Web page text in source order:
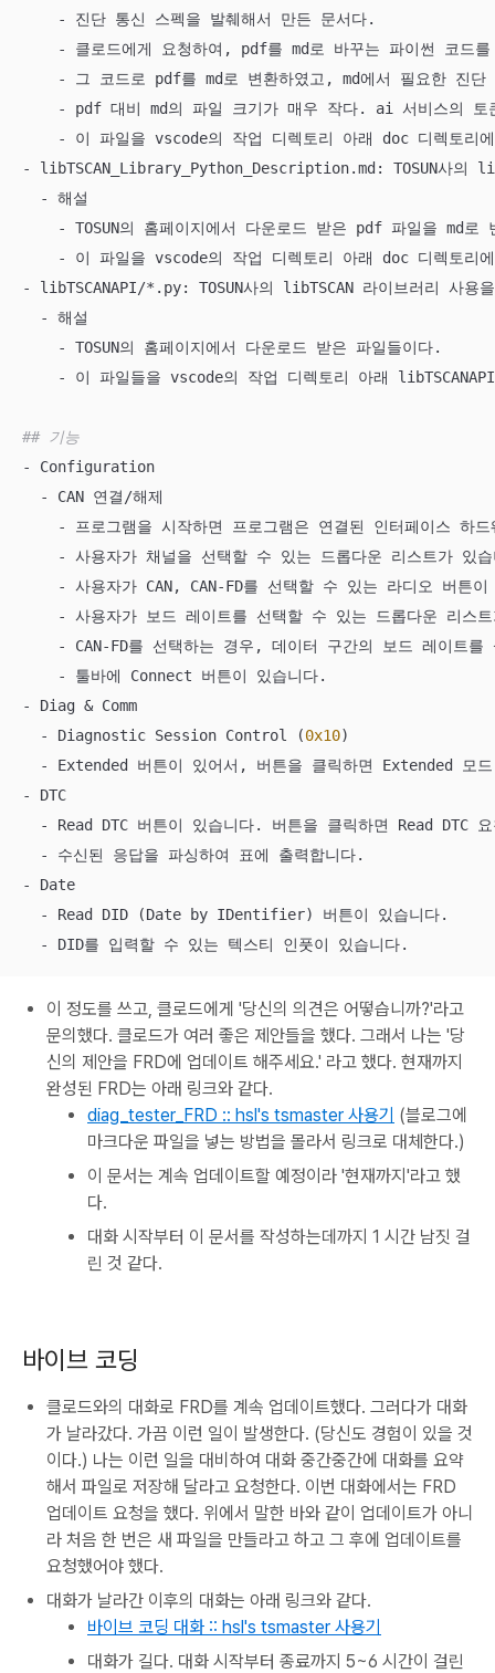
    - 진단 통신 스펙을 발췌해서 만든 문서다.
- 클로드에게 요청하여, pdf를 md로 바꾸는 파이썬 코드
- 그 코드로 pdf를 md로 변환하였고, md에서 필요한 진
- pdf 대비 md의 파일 크기가 매우 작다. ai 서비스의 토
- 이 파일을 vscode의 작업 디렉토리 아래 doc 디렉토리
- libTSCAN_Library_Python_Description.md: TOSUN사의
  - 해설
- TOSUN의 홈페이지에서 다운로드 받은 pdf 파일을 md
- 이 파일을 vscode의 작업 디렉토리 아래 doc 디렉토리
- libTSCANAPI/*.py: TOSUN사의 libTSCAN 라이브러리 사용
  - 해설
    - TOSUN의 홈페이지에서 다운로드 받은 파일들이다.
- 이 파일들을 vscode의 작업 디렉토리 아래
## 기능
- Configuration
  - CAN 연결/해제
- 프로그램을 시작하면 프로그램은 연결된 인터페이스 하
- 사용자가 채널을 선택할 수 있는 드롭다운 리스트가 있
- 사용자가 CAN, CAN-FD를 선택할 수 있는 라디오 버튼
- 사용자가 보드 레이트를 선택할 수 있는 드롭다운 리스
- CAN-FD를 선택하는 경우, 데이터 구간의 보드 레이트를
    - 툴바에 Connect 버튼이 있습니다.
- Diag & Comm
  - Diagnostic Session Control (
0x10)
- Extended 버튼이 있어서, 버튼을 클릭하면 Extended 모드
- DTC
- Read DTC 버튼이 있습니다. 버튼을 클릭하면 Read DTC 요
  - 수신된 응답을 파싱하여 표에 출력합니다.
- Date
  - Read DID (Date by IDentifier) 버튼이 있습니다.
  - DID를 입력할 수 있는 텍스티 인풋이 있습니다.
이 정도를 쓰고, 클로드에게 '당신의 의견은 어떻습니까?'라고
문의했다. 클로드가 여러 좋은 제안들을 했다. 그래서 나는 '당
신의 제안을 FRD에 업데이트 해주세요.' 라고 했다. 현재까지
완성된 FRD는 아래 링크와 같다.
diag_tester_FRD :: hsl's tsmaster 사용기 (블로그에
마크다운 파일을 넣는 방법을 몰라서 링크로 대체한다.)
이 문서는 계속 업데이트할 예정이라 '현재까지'라고 했
다.
대화 시작부터 이 문서를 작성하는데까지 1 시간 남짓 걸
린 것 같다.
바이브 코딩
클로드와의 대화로 FRD를 계속 업데이트했다. 그러다가 대화
가 날라갔다. 가끔 이런 일이 발생한다. (당신도 경험이 있을 것
이다.) 나는 이런 일을 대비하여 대화 중간중간에 대화를 요약
해서 파일로 저장해 달라고 요청한다. 이번 대화에서는 FRD
업데이트 요청을 했다. 위에서 말한 바와 같이 업데이트가 아니
라 처음 한 번은 새 파일을 만들라고 하고 그 후에 업데이트를
요청했어야 했다.
대화가 날라간 이후의 대화는 아래 링크와 같다.
바이브 코딩 대화 :: hsl's tsmaster 사용기
대화가 길다. 대화 시작부터 종료까지 5~6 시간이 걸린